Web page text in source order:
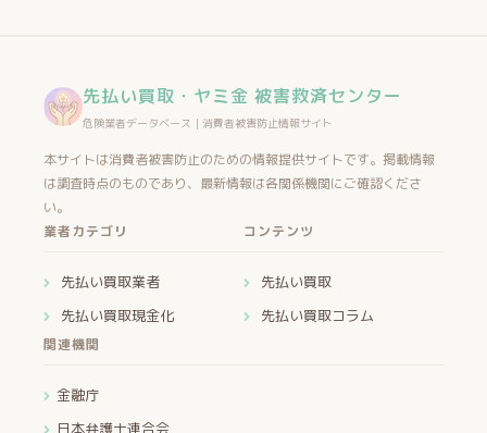
先払い買取・ヤミ金 被害救済センター
危険業者データベース｜消費者被害防止情報サイト
本サイトは消費者被害防止のための情報提供サイトです。掲載情報
は調査時点のものであり、最新情報は各関係機関にご確認くださ
い。
業者カテゴリ
先払い買取業者
先払い買取現金化
コンテンツ
先払い買取
先払い買取コラム
関連機関
金融庁
日本弁護士連合会